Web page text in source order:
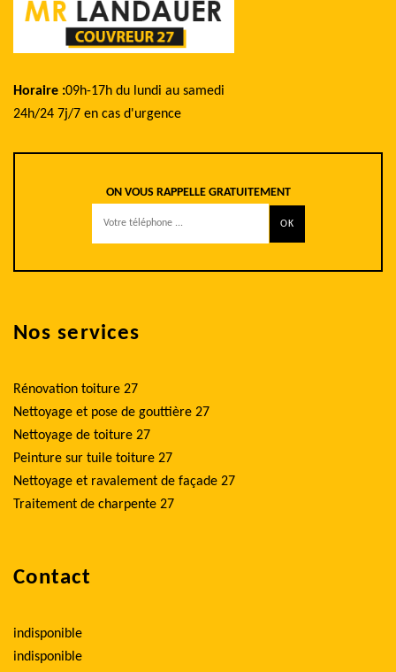
Horaire :09h-17h du lundi au samedi
24h/24 7j/7 en cas d'urgence
ON VOUS RAPPELLE GRATUITEMENT
Nos services
Rénovation toiture 27
Nettoyage et pose de gouttière 27
Nettoyage de toiture 27
Peinture sur tuile toiture 27
Nettoyage et ravalement de façade 27
Traitement de charpente 27
Contact
indisponible
indisponible